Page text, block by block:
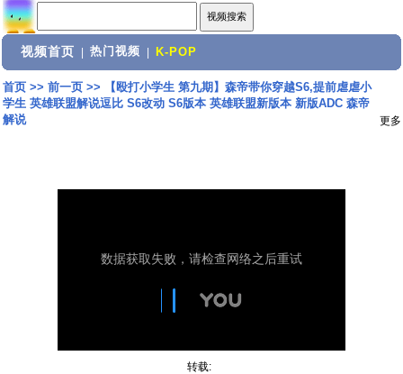
视频首页 热门视频 K-POP
首页>> 前一页>>
【殴打小学生 第九期】森帝带你穿越S6,提前虐虐小
学生 英雄联盟解说逗比 S6改动 S6版本 英雄联盟新版本 新版ADC 森帝
解说
更多
转载: